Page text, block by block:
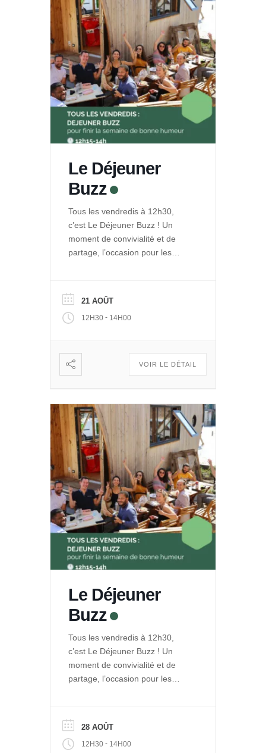
Le Déjeuner
Buzz
Tous les vendredis à 12h30,
c’est Le Déjeuner Buzz ! Un
moment de convivialité et de
partage, l’occasion pour les
autour d’un repas. Et pour le
public de découvrir les projets
engagés qui se développent
: […]
21 AOÛT
12H30 - 14H00
VOIR LE DÉTAIL
Le Déjeuner
Buzz
Tous les vendredis à 12h30,
c’est Le Déjeuner Buzz ! Un
moment de convivialité et de
partage, l’occasion pour les
autour d’un repas. Et pour le
public de découvrir les projets
engagés qui se développent
28 AOÛT
12H30 - 14H00